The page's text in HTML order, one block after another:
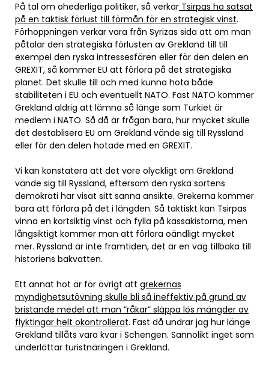
På tal om ohederliga politiker, så verkar Tsirpas ha satsat
på en taktisk förlust till förmån för en strategisk vinst.
Förhoppningen verkar vara från Syrizas sida att om man
påtalar den strategiska förlusten av Grekland till till
exempel den ryska intressesfären eller för den delen en
GREXIT, så kommer EU att förlora på det strategiska
planet. Det skulle till och med kunna hota både
stabiliteten i EU och eventuellt NATO. Fast NATO kommer
Grekland aldrig att lämna så länge som Turkiet är
medlem i NATO. Så då är frågan bara, hur mycket skulle
det destablisera EU om Grekland vände sig till Ryssland
eller för den delen hotade med en GREXIT.
Vi kan konstatera att det vore olyckligt om Grekland
vände sig till Ryssland, eftersom den ryska sortens
demokrati har visat sitt sanna ansikte. Grekerna kommer
bara att förlora på det i längden. Så taktiskt kan Tsirpas
vinna en kortsiktig vinst och fylla på kassakistorna, men
långsiktigt kommer man att förlora oändligt mycket
mer. Ryssland är inte framtiden, det är en väg tillbaka till
historiens bakvatten.
Ett annat hot är för övrigt att grekernas
myndighetsutövning skulle bli så ineffektiv på grund av
bristande medel att man ”råkar” släppa lös mängder av
flyktingar helt okontrollerat. Fast då undrar jag hur länge
Grekland tillåts vara kvar i Schengen. Sannolikt inget som
underlättar turistnäringen i Grekland.